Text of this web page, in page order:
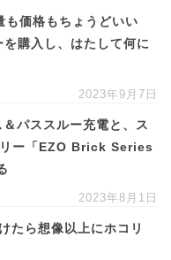
価格もちょうどいい
購入し、はたして何に
2023年9月7日
パススルー充電と、ス
リー「EZO Brick Series
2023年8月1日
たら想像以上にホコリ